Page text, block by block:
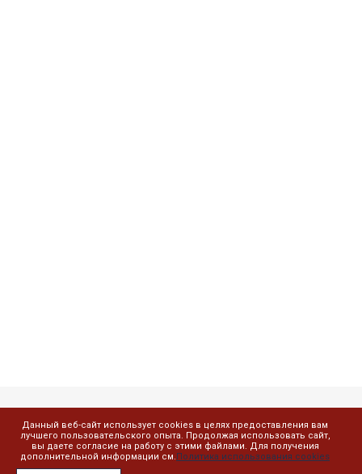
Данный веб-сайт использует cookies в целях предоставления вам
лучшего пользовательского опыта. Продолжая использовать сайт,
вы даете согласие на работу с этими файлами. Для получения
дополнительной информации см.Политика использования cookies
Компания
О компании